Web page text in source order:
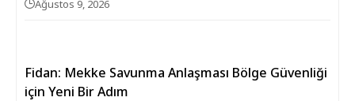
Ağustos 9, 2026
Fidan: Mekke Savunma Anlaşması Bölge Güvenliği
için Yeni Bir Adım